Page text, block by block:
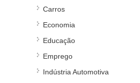
Carros
Economia
Educação
Emprego
Indústria Automotiva